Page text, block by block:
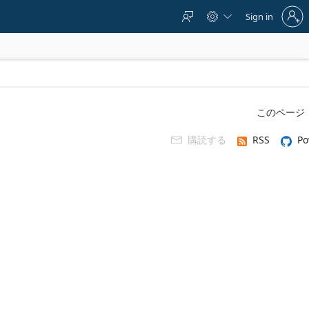
  
to
account
Sign in
このページ
 購読する RSS